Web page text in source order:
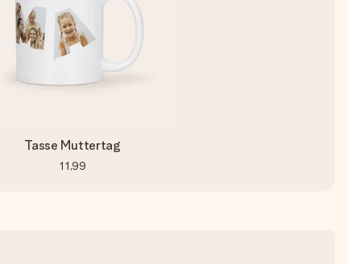
Tasse Muttertag
11,99